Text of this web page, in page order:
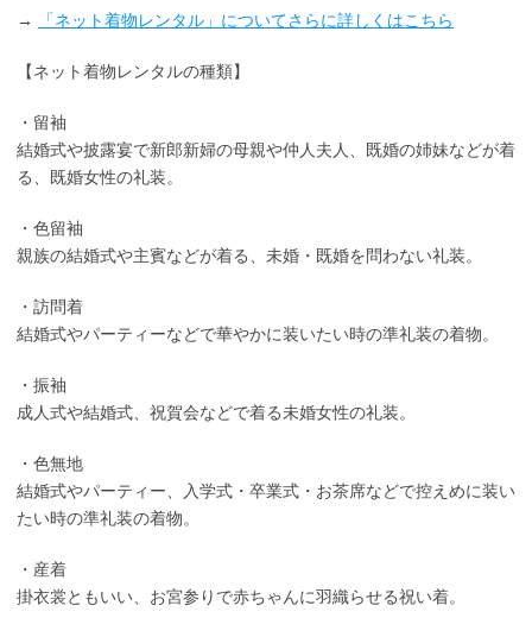
→ 「ネット着物レンタル」についてさらに詳しくはこちら
【ネット着物レンタルの種類】
・留袖
結婚式や披露宴で新郎新婦の母親や仲人夫人、既婚の姉妹などが着
る、既婚女性の礼装。
・色留袖
親族の結婚式や主賓などが着る、未婚・既婚を問わない礼装。
・訪問着
結婚式やパーティーなどで華やかに装いたい時の準礼装の着物。
・振袖
成人式や結婚式、祝賀会などで着る未婚女性の礼装。
・色無地
結婚式やパーティー、入学式・卒業式・お茶席などで控えめに装い
たい時の準礼装の着物。
・産着
掛衣裳ともいい、お宮参りで赤ちゃんに羽織らせる祝い着。